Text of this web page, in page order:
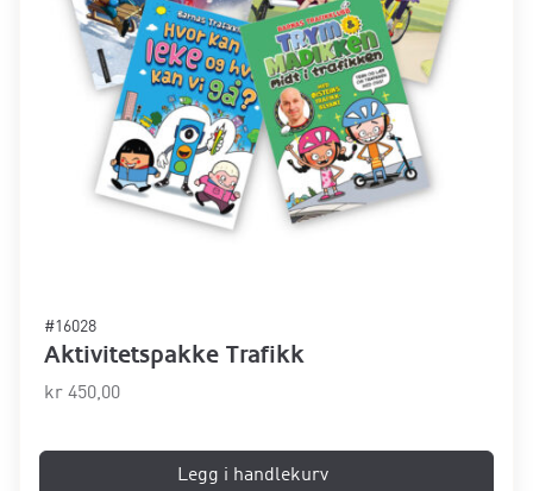
#16028
Aktivitetspakke Trafikk
kr 450,00
Legg i handlekurv